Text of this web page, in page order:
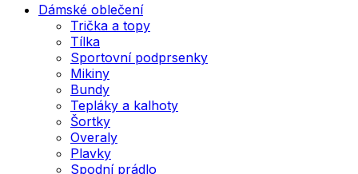
Dámské oblečení
Trička a topy
Tílka
Sportovní podprsenky
Mikiny
Bundy
Tepláky a kalhoty
Šortky
Overaly
Plavky
Spodní prádlo